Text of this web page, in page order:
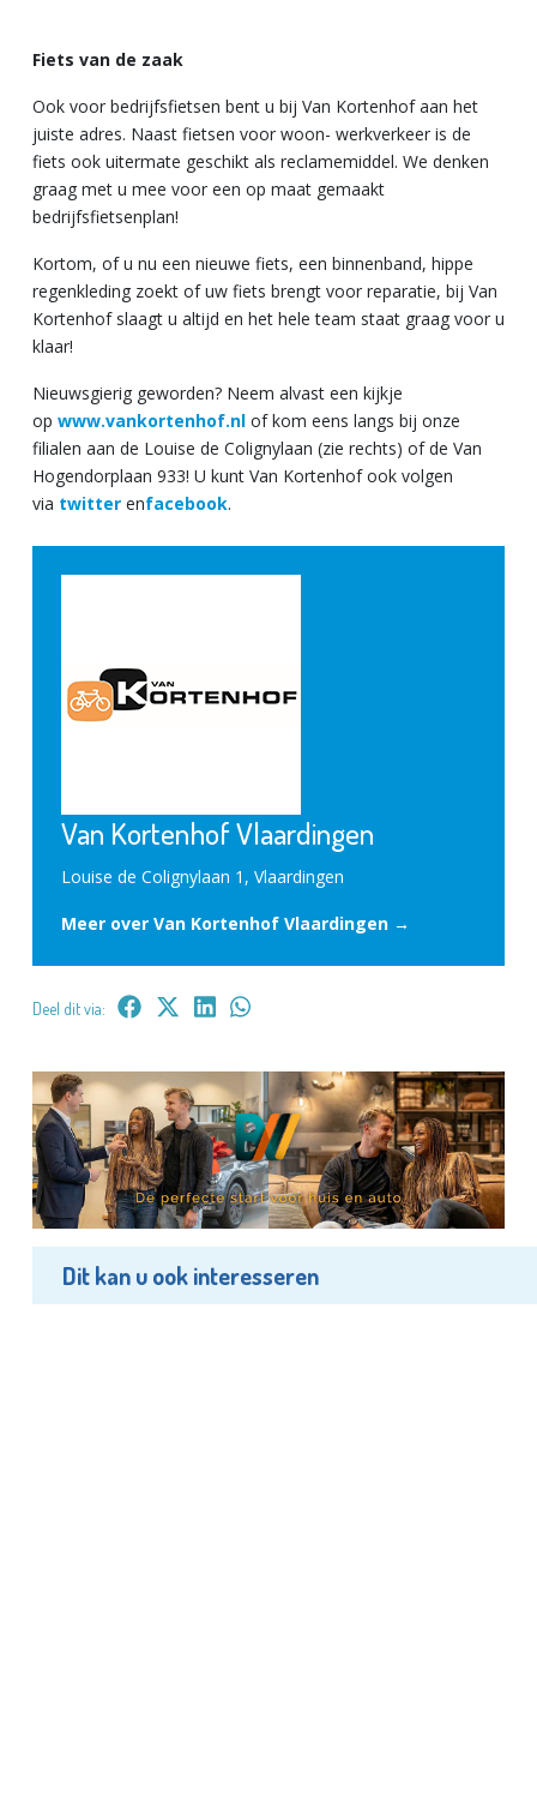
Fiets van de zaak
Ook voor bedrijfsfietsen bent u bij Van Kortenhof aan het
juiste adres. Naast fietsen voor woon- werkverkeer is de
fiets ook uitermate geschikt als reclamemiddel. We denken
graag met u mee voor een op maat gemaakt
bedrijfsfietsenplan!
Kortom, of u nu een nieuwe fiets, een binnenband, hippe
regenkleding zoekt of uw fiets brengt voor reparatie, bij Van
Kortenhof slaagt u altijd en het hele team staat graag voor u
klaar!
Nieuwsgierig geworden? Neem alvast een kijkje
op www.vankortenhof.nl of kom eens langs bij onze
filialen aan de Louise de Colignylaan (zie rechts) of de Van
Hogendorplaan 933! U kunt Van Kortenhof ook volgen
via twitter enfacebook.
Van Kortenhof Vlaardingen
Louise de Colignylaan 1, Vlaardingen
Meer over Van Kortenhof Vlaardingen →
Deel dit via:
Dit kan u ook interesseren